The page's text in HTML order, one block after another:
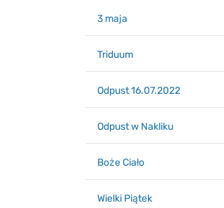
3 maja
Triduum
Odpust 16.07.2022
Odpust w Nakliku
Boże Ciało
Wielki Piątek